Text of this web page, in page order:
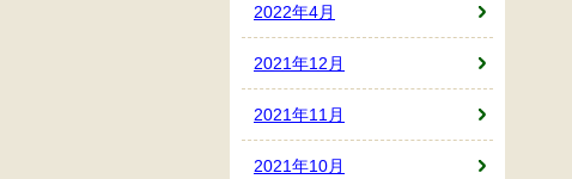
2022年4月
2021年12月
2021年11月
2021年10月